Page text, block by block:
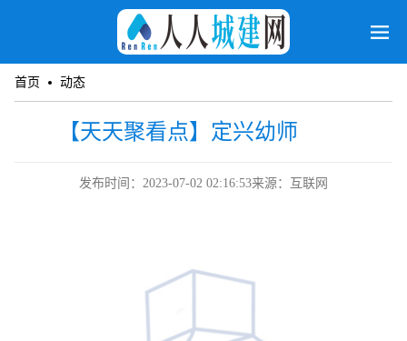
首页 动态
【天天聚看点】定兴幼师
发布时间：2023-07-02 02:16:53来源：互联网